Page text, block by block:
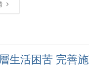
生活困苦 完善